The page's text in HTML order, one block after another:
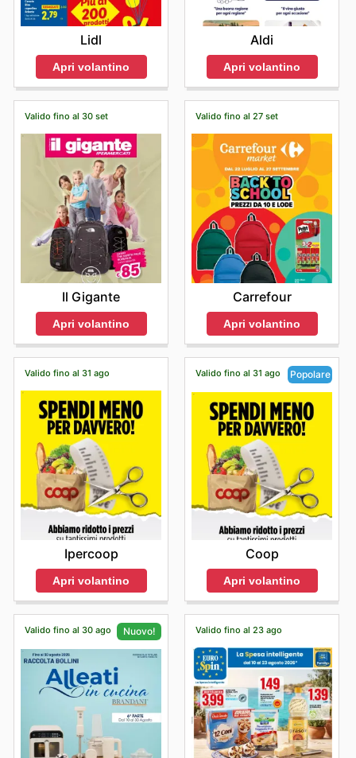
Lidl
Apri volantino
Aldi
Apri volantino
Valido fino al 30 set
Il Gigante
Apri volantino
Valido fino al 27 set
Carrefour
Apri volantino
Valido fino al 31 ago
Ipercoop
Apri volantino
Valido fino al 31 ago Popolare
Coop
Apri volantino
Valido fino al 30 ago Nuovo! Valido fino al 23 ago